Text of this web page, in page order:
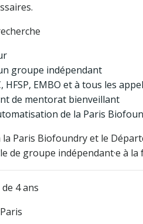
groupe indépendant
HFSP, EMBO et à tous les
de mentorat bienveillant
de la Paris
la Paris Biofoundry et le
de groupe indépendant·e à
4 ans